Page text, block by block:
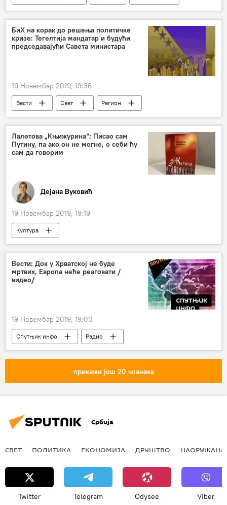
Видео-клуб
БиХ на корак до решења политичке
кризе: Тегелтија мандатар и будући
председавајући Савета министара
19 Новембар 2019, 19:36
Вести Свет Регион
Лалетова „Књижурина“: Писао сам
Путину, па ако он не могне, о себи ћу
сам да говорим
Дејана Вуковић
19 Новембар 2019, 19:19
Култура
Вести: Док у Хрватској не буде
мртвих, Европа неће реаговати /
видео/
19 Новембар 2019, 19:00
Спутњик инфо Радио
прикажи још 20 чланака
Србија
СВЕТ ПОЛИТИКА ЕКОНОМИЈА ДРУШТВО НАОРУЖАЊЕ
Twitter Telegram Odysee Viber